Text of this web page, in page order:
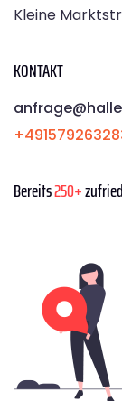
Kleine
KONTAKT
Bereits250+